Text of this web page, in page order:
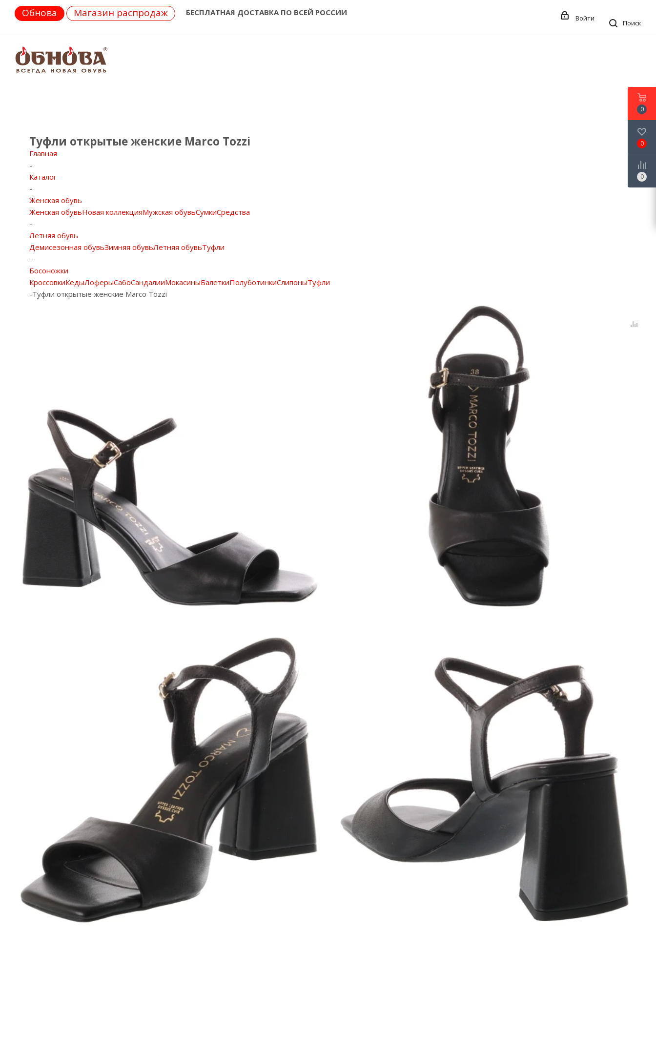
Обнова Магазин распродаж БЕСПЛАТНАЯ ДОСТАВКА ПО ВСЕЙ РОССИИ
Поиск
Войти
Туфли открытые женские Marco Tozzi
Главная
-
Каталог
-
Женская обувь
Женская обувьНовая коллекцияМужская обувьСумкиСредства
-
Летняя обувь
Демисезонная обувьЗимняя обувьЛетняя обувьТуфли
-
Босоножки
КроссовкиКедыЛоферыСабоСандалииМокасиныБалеткиПолуботинкиСлипоныТуфли
-Туфли открытые женские Marco Tozzi
0
0
0